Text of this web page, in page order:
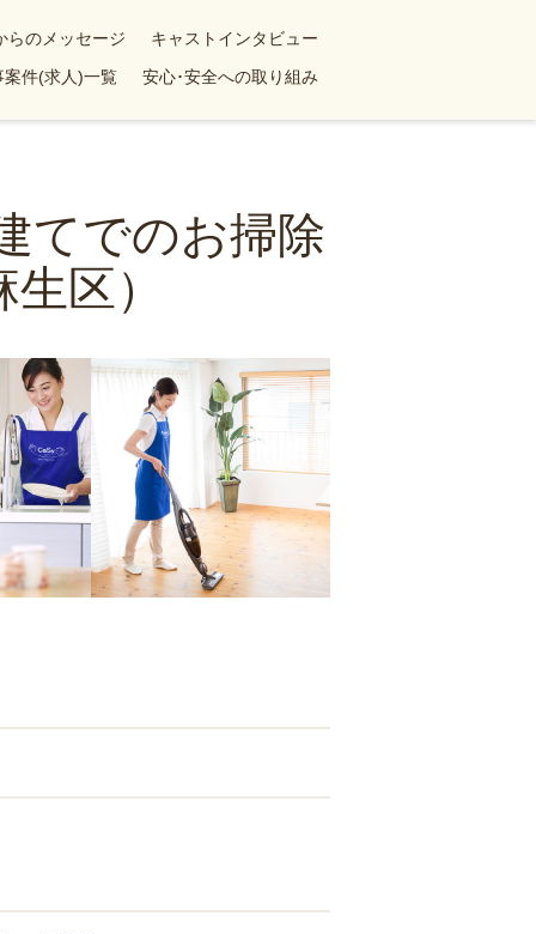
らのメッセージ
キャストインタビュー
案件(求人)一覧 安心･安全への取り組み
てでのお掃除
区）